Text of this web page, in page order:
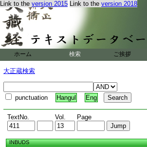
Link to the version 2015 Link to the version 2018
ホーム 検索 ご挨拶
大正蔵検索
punctuation Hangul Eng
TextNo. Vol. Page
INBUDS